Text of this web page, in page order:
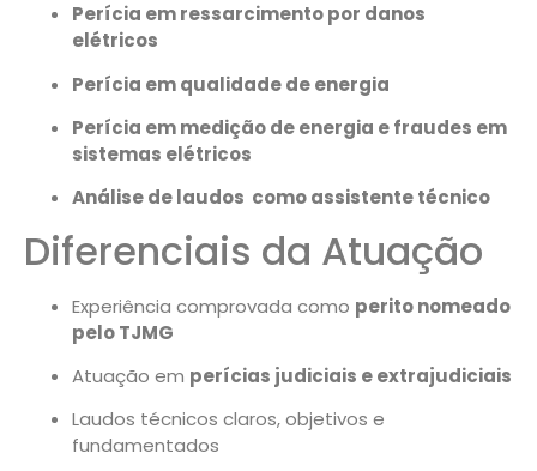
Perícia em ressarcimento por danos
elétricos
Perícia em qualidade de energia
Perícia em medição de energia e fraudes em
sistemas elétricos
Análise de laudos como assistente técnico
Diferenciais da Atuação
Experiência comprovada como perito nomeado
pelo TJMG
Atuação em perícias judiciais e extrajudiciais
Laudos técnicos claros, objetivos e
fundamentados